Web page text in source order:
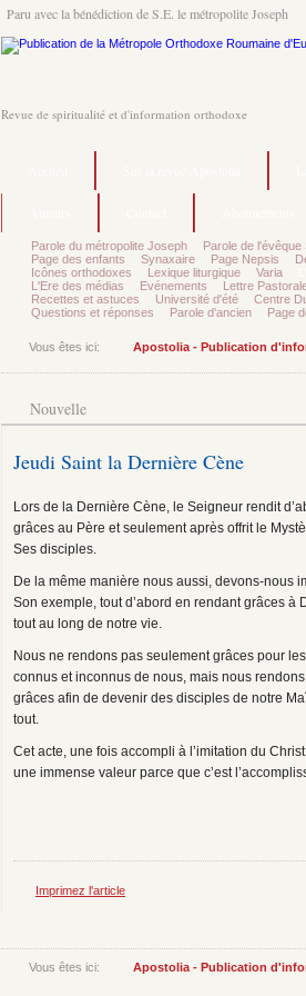
Paru avec la bénédiction de S.E. le métropolite Joseph
Revue de spiritualité et d'information orthodoxe
Parole du métropolite Joseph Parole de l'évêque
Page des enfants
Synaxaire Page Nepsis
Icônes orthodoxes
Lexique liturgique Varia
L'Ere des médias
Evénements Lettre
Recettes et astuces
Université d'été Centre
Questions et réponses
Parole d'ancien Page
Vous êtes ici: Apostolia - Publication
Nouvelle
Jeudi Saint la Dernière Cène
Lors de la Dernière Cène, le Seigneur rendit
grâces au Père et seulement après offrit le
Ses disciples.
De la même manière nous aussi, devons‑nous
Son exemple, tout d’abord en rendant grâces à
tout au long de notre vie.
Nous ne rendons pas seulement grâces pour
connus et inconnus de nous, mais nous rendons
grâces afin de devenir des disciples de notre
tout.
Cet acte, une fois accompli à l’imitation du
une immense valeur parce que c’est
Imprimez l'article
Vous êtes ici: Apostolia - Publication